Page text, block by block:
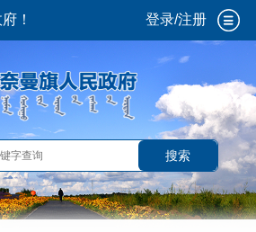
！ 登录/注册
搜索